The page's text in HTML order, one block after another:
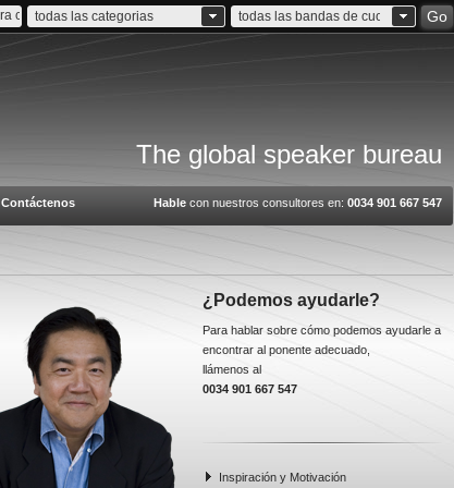
todas las categorias todas las bandas de cuota Go
The global speaker bureau
Contáctenos Hable con nuestros consultores en: 0034 901 667 547
¿Podemos ayudarle?
Para hablar sobre cómo podemos ayudarle a
encontrar al ponente adecuado,
llámenos al
0034 901 667 547
Inspiración y Motivación